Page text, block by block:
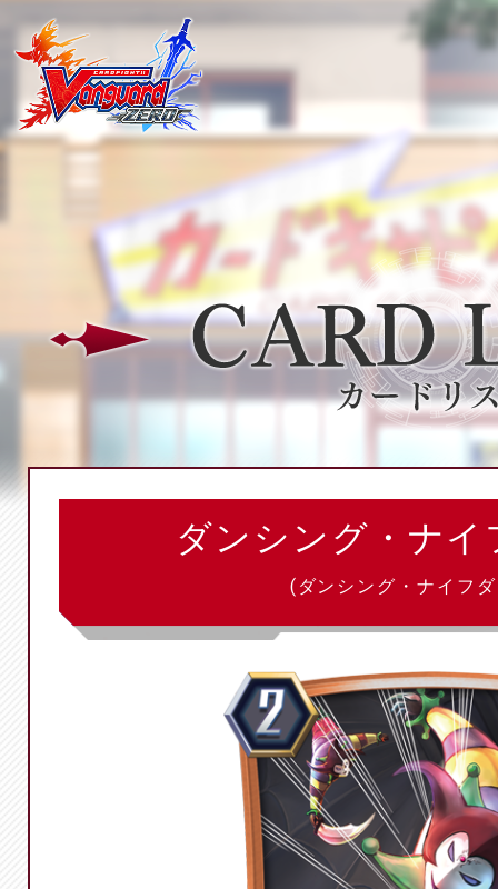
ダンシング・ナ
(ダンシング・ナイフ